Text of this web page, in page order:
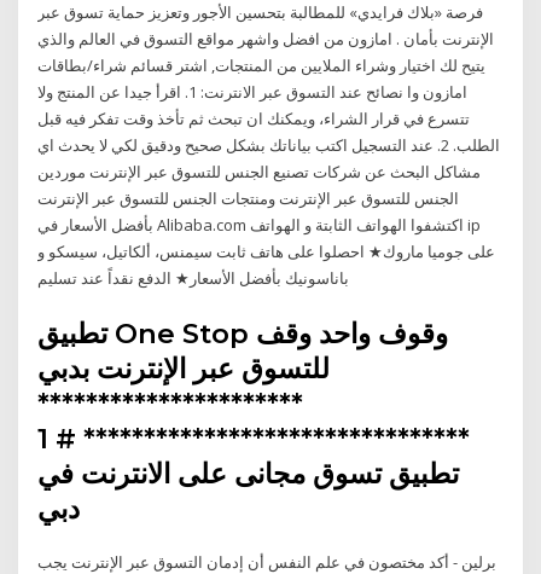
فرصة «بلاك فرايدي» للمطالبة بتحسين الأجور وتعزيز حماية تسوق عبر
الإنترنت بأمان . امازون من افضل واشهر مواقع التسوق في العالم والذي
يتيح لك اختيار وشراء الملايين من المنتجات, اشتر قسائم شراء/بطاقات
امازون وا نصائح عند التسوق عبر الانترنت: 1. اقرأ جيدا عن المنتج ولا
تتسرع في قرار الشراء، ويمكنك ان تبحث ثم تأخذ وقت تفكر فيه قبل
الطلب. 2. عند التسجيل اكتب بياناتك بشكل صحيح ودقيق لكي لا يحدث اي
مشاكل البحث عن شركات تصنيع الجنس للتسوق عبر الإنترنت موردين
الجنس للتسوق عبر الإنترنت ومنتجات الجنس للتسوق عبر الإنترنت
بأفضل الأسعار في Alibaba.com اكتشفوا الهواتف الثابتة و الهواتف ip
على جوميا ماروك★ احصلوا على هاتف ثابت سيمنس، ألكاتيل، سيسكو و
باناسونيك بأفضل الأسعار★ الدفع نقداً عند تسليم
تطبيق One Stop وقوف واحد وقف
للتسوق عبر الإنترنت بدبي
**********************
******************************** # 1
تطبيق تسوق مجانى على الانترنت في
برلين - أكد مختصون في علم النفس أن إدمان التسوق عبر الإنترنت يجب